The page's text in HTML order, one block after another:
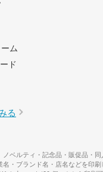
ム
ド
る
ノベルティ・記念品・販促品・
名・ブランド名・店名などを印